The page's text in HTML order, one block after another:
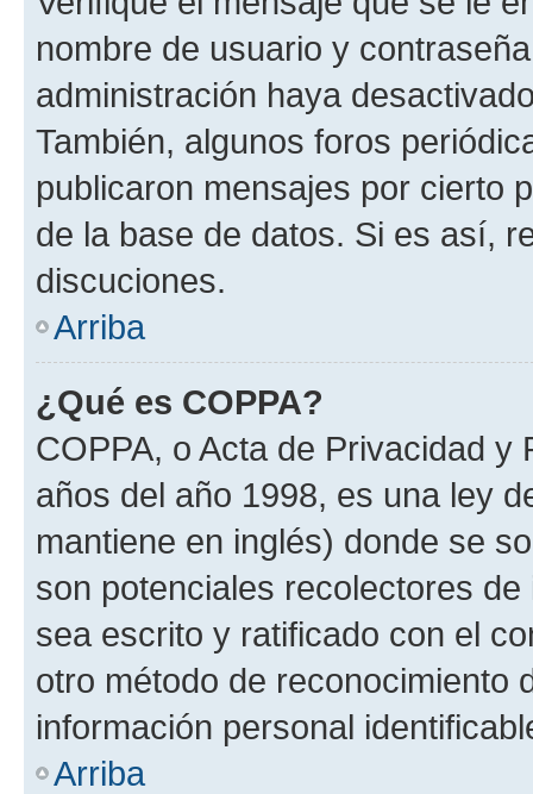
nombre de usuario y
administración haya
También, algunos foros
publicaron mensajes por cierto
de la base de datos. Si es así,
discuciones.
Arriba
¿Qué es COPPA?
COPPA, o Acta de Privacidad
años del año 1998, es una ley
mantiene en inglés) donde se
son potenciales recolectores
sea escrito y ratificado con el
otro método de reconocimiento
información personal
Arriba